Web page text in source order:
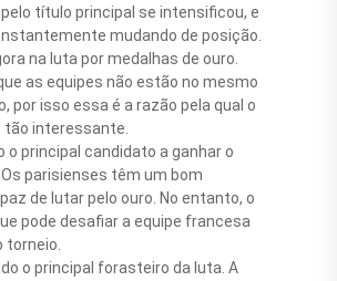
título principal se intensificou, e
mudando de posição.
na luta por medalhas de ouro.
as equipes não estão no mesmo
por isso essa é a razão pela qual o
interessante.
o principal candidato a ganhar o
parisienses têm um bom
de lutar pelo ouro. No entanto, o
pode desafiar a equipe francesa
torneio.
o principal forasteiro da luta. A